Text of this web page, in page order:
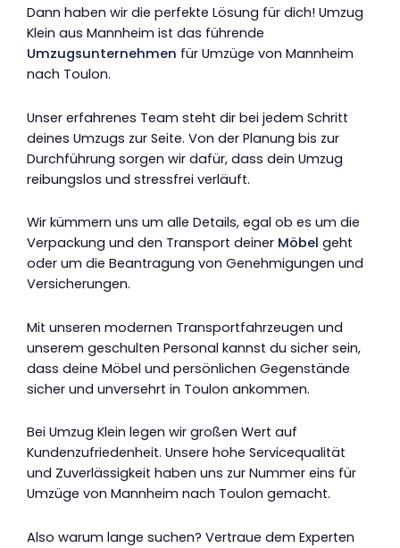
Dann haben wir die perfekte Lösung für dich! Umzug
Klein aus Mannheim ist das führende
Umzugsunternehmen für Umzüge von Mannheim
nach Toulon.
Unser erfahrenes Team steht dir bei jedem Schritt
deines Umzugs zur Seite. Von der Planung bis zur
Durchführung sorgen wir dafür, dass dein Umzug
reibungslos und stressfrei verläuft.
Wir kümmern uns um alle Details, egal ob es um die
Verpackung und den Transport deiner Möbel geht
oder um die Beantragung von Genehmigungen und
Versicherungen.
Mit unseren modernen Transportfahrzeugen und
unserem geschulten Personal kannst du sicher sein,
dass deine Möbel und persönlichen Gegenstände
sicher und unversehrt in Toulon ankommen.
Bei Umzug Klein legen wir großen Wert auf
Kundenzufriedenheit. Unsere hohe Servicequalität
und Zuverlässigkeit haben uns zur Nummer eins für
Umzüge von Mannheim nach Toulon gemacht.
Also warum lange suchen? Vertraue dem Experten